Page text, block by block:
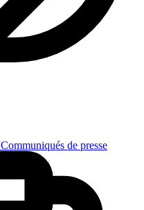
Communiqués de presse